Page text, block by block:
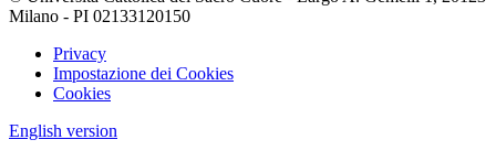
Milano - PI 02133120150
Privacy
Impostazione dei Cookies
Cookies
English version